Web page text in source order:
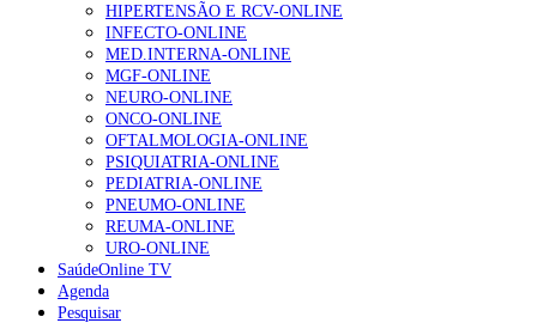
Alguns milhares de utentes podem ficar sem médico de
132 visualizações
“Os programas de rastreio do cancro do pulmão são custo-
93 visualizações
Quase quatro em cada dez doentes com enfarte
87 visualizações
HIPERTENSÃO E RCV-ONLINE
INFECTO-ONLINE
MED.INTERNA-ONLINE
MGF-ONLINE
NEURO-ONLINE
ONCO-ONLINE
OFTALMOLOGIA-ONLINE
PSIQUIATRIA-ONLINE
PEDIATRIA-ONLINE
PNEUMO-ONLINE
REUMA-ONLINE
URO-ONLINE
SaúdeOnline TV
Agenda
Pesquisar